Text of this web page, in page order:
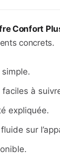
Confort
concrets.
à
expliquée.
sur